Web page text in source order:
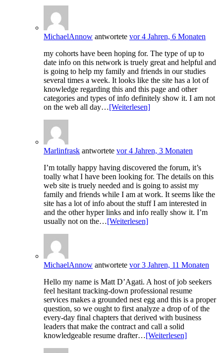
MichaelAnnow antwortete vor 4 Jahren, 6 Monaten
my cohorts have been hoping for. The type of up to
date info on this network is truely great and helpful and
is going to help my family and friends in our studies
several times a week. It looks like the site has a lot of
knowledge regarding this and this page and other
categories and types of info definitely show it. I am not
on the web all day…[Weiterlesen]
Marlinfrask antwortete vor 4 Jahren, 3 Monaten
I’m totally happy having discovered the forum, it’s
toally what I have been looking for. The details on this
web site is truely needed and is going to assist my
family and friends while I am at work. It seems like the
site has a lot of info about the stuff I am interested in
and the other hyper links and info really show it. I’m
usually not on the…[Weiterlesen]
MichaelAnnow antwortete vor 3 Jahren, 11 Monaten
Hello my name is Matt D’Agati. A host of job seekers
feel hesitant tracking-down professional resume
services makes a grounded nest egg and this is a proper
question, so we ought to first analyze a drop of of the
every-day final chapters that derived with business
leaders that make the contract and call a solid
knowledgeable resume drafter…[Weiterlesen]